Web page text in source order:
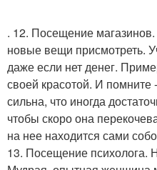
. 12. Посещение
новые вещи присмотреть.
даже если нет денег.
своей красотой. И помните
сильна, что иногда
чтобы скоро она
на нее находится сами
13. Посещение психолога.